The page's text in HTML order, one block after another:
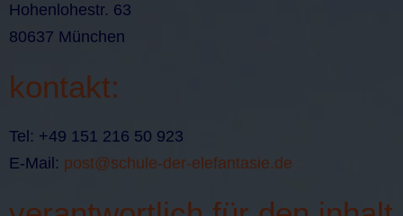
Hohenlohestr. 63
80637 München
kontakt:
Tel: +49 151 216 50 923
E-Mail: post@schule-der-elefantasie.de